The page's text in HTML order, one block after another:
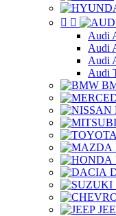
 
Audi
Audi
Audi
Audi